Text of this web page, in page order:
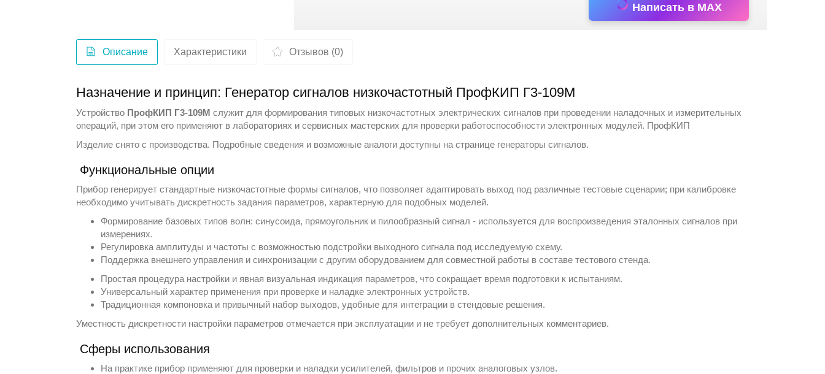
Написать в MAX
Описание Характеристики Отзывов (0)
Назначение и принцип: Генератор сигналов низкочастотный ПрофКИП Г3-109М
Устройство ПрофКИП Г3-109М служит для формирования типовых низкочастотных электрических сигналов при проведении наладочных и измерительных
операций, при этом его применяют в лабораториях и сервисных мастерских для проверки работоспособности электронных модулей. ПрофКИП
Изделие снято с производства. Подробные сведения и возможные аналоги доступны на странице генераторы сигналов.
Функциональные опции
Прибор генерирует стандартные низкочастотные формы сигналов, что позволяет адаптировать выход под различные тестовые сценарии; при калибровке
необходимо учитывать дискретность задания параметров, характерную для подобных моделей.
Формирование базовых типов волн: синусоида, прямоугольник и пилообразный сигнал - используется для воспроизведения эталонных сигналов при
измерениях.
Регулировка амплитуды и частоты с возможностью подстройки выходного сигнала под исследуемую схему.
Поддержка внешнего управления и синхронизации с другим оборудованием для совместной работы в составе тестового стенда.
Простая процедура настройки и явная визуальная индикация параметров, что сокращает время подготовки к испытаниям.
Универсальный характер применения при проверке и наладке электронных устройств.
Традиционная компоновка и привычный набор выходов, удобные для интеграции в стендовые решения.
Уместность дискретности настройки параметров отмечается при эксплуатации и не требует дополнительных комментариев.
Сферы использования
На практике прибор применяют для проверки и наладки усилителей, фильтров и прочих аналоговых узлов.